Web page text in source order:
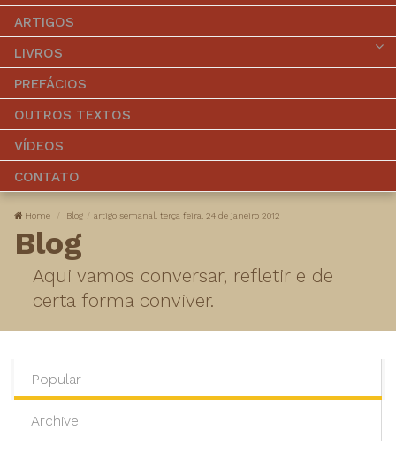
ARTIGOS
LIVROS
PREFÁCIOS
OUTROS TEXTOS
VÍDEOS
CONTATO
Home Blog ​artigo semanal, terça feira, 24 de janeiro 2012
Blog
Aqui vamos conversar, refletir e de
certa forma conviver.
Popular
Archive